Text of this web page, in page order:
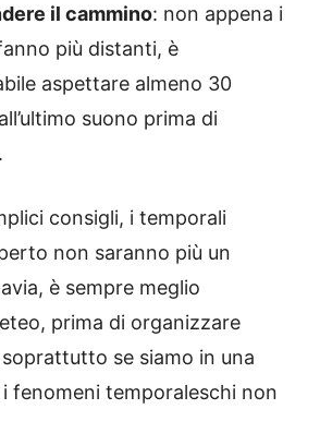
il cammino: non appena i
più distanti, è
aspettare almeno 30
suono prima di
consigli, i temporali
non saranno più un
è sempre meglio
prima di organizzare
se siamo in una
fenomeni temporaleschi non